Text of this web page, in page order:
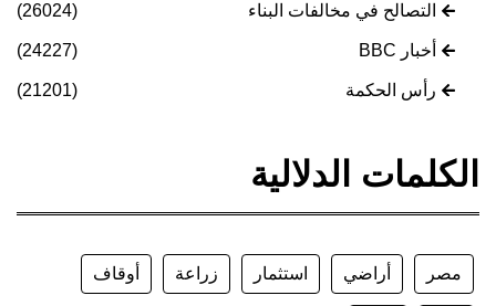
التصالح في مخالفات البناء (26024)
أخبار BBC (24227)
رأس الحكمة (21201)
الكلمات الدلالية
مصر أراضي استثمار زراعة أوقاف